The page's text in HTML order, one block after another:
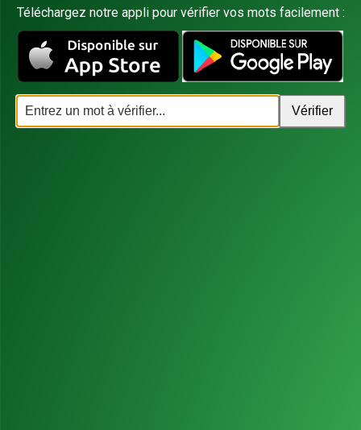
Téléchargez notre appli pour vérifier vos mots facilement :